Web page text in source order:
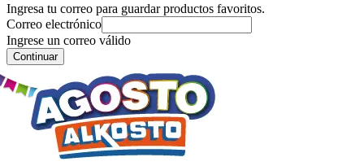
Ingresa tu correo para guardar productos favoritos.
Correo electrónico
Ingrese un correo válido
Continuar